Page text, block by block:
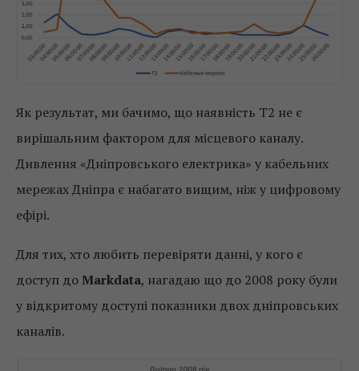
Як результат, ми бачимо, що наявність Т2 не є
вирішальним фактором для місцевого каналу.
Дивлення «Дніпровського електрика» у кабельних
мережах Дніпра є набагато вищим, ніж у цифровому
ефірі.
Для тих, хто любить перевіряти данні, у кого є
доступ доMarkdata, нагадаю що до 2008 року були
у відкритому доступі показники двох дніпровських
каналів.